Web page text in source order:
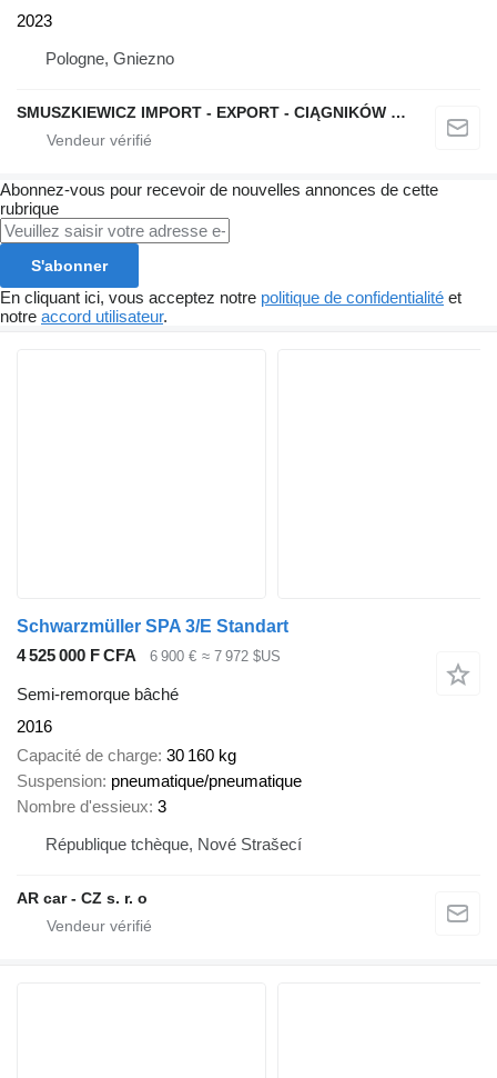
2023
Pologne, Gniezno
SMUSZKIEWICZ IMPORT - EXPORT - CIĄGNIKÓW SIODŁOWYCH I NACZEP
Abonnez-vous pour recevoir de nouvelles annonces de cette
rubrique
S'abonner
En cliquant ici, vous acceptez notre politique de confidentialité et
notre accord utilisateur.
Schwarzmüller SPA 3/E Standart
4 525 000 F CFA
6 900 € ≈ 7 972 $US
Semi-remorque bâché
2016
Capacité de charge 30 160 kg
Suspension pneumatique/pneumatique
Nombre d'essieux 3
République tchèque, Nové Strašecí
AR car - CZ s. r. o